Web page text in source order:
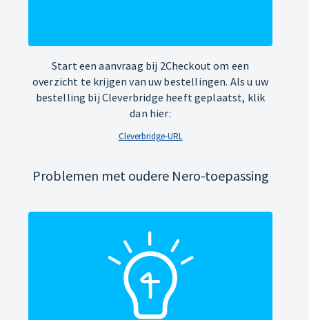
Start een aanvraag bij 2Checkout om een
overzicht te krijgen van uw bestellingen. Als u uw
bestelling bij Cleverbridge heeft geplaatst, klik
dan hier:
Cleverbridge-URL
Problemen met oudere Nero-toepassing